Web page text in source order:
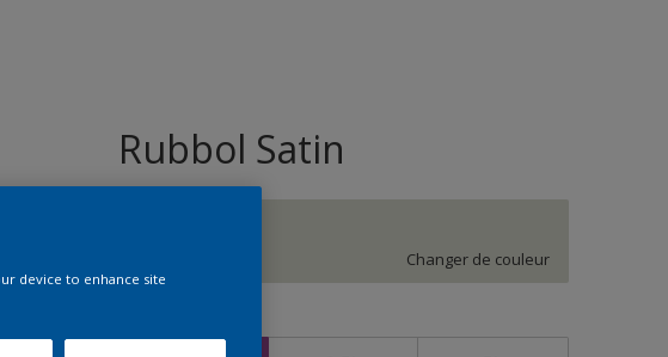
Rubbol Satin
Changer de couleur
device to enhance site